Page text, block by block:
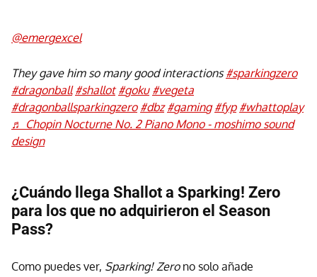
@emergexcel
They gave him so many good interactions#sparkingzero
#dragonball #shallot #goku #vegeta
#dragonballsparkingzero #dbz #gaming #fyp #whattoplay
♬ Chopin Nocturne No. 2 Piano Mono - moshimo sound
design
¿Cuándo llega Shallot a Sparking! Zero
para los que no adquirieron el Season
Pass?
Como puedes ver, Sparking! Zerono solo añade